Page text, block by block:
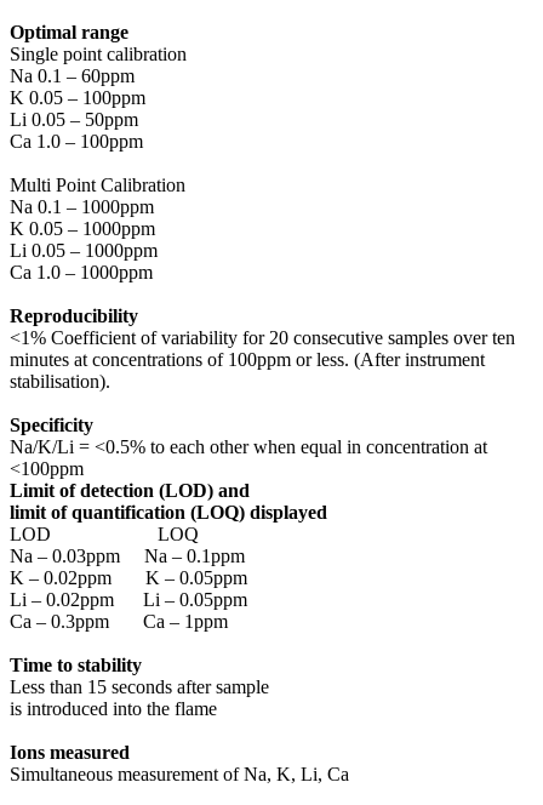
Optimal range
Single point calibration
Na 0.1 – 60ppm
K 0.05 – 100ppm
Li 0.05 – 50ppm
Ca 1.0 – 100ppm
Multi Point Calibration
Na 0.1 – 1000ppm
K 0.05 – 1000ppm
Li 0.05 – 1000ppm
Ca 1.0 – 1000ppm
Reproducibility
<1% Coefficient of variability for 20 consecutive samples over ten
minutes at concentrations of 100ppm or less. (After instrument
stabilisation).
Specificity
Na/K/Li = <0.5% to each other when equal in concentration at
<100ppm
Limit of detection (LOD) and
limit of quantification (LOQ) displayed
LOD LOQ
Na – 0.03ppm Na – 0.1ppm
K – 0.02ppm K – 0.05ppm
Li – 0.02ppm Li – 0.05ppm
Ca – 0.3ppm Ca – 1ppm
Time to stability
Less than 15 seconds after sample
is introduced into the flame
Ions measured
Simultaneous measurement of Na, K, Li, Ca